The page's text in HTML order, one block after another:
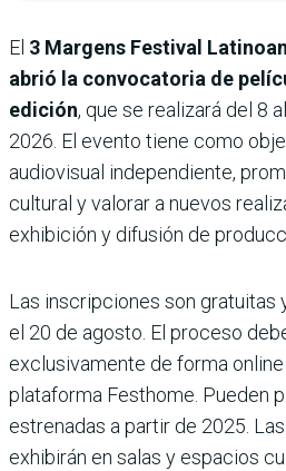
El 3 Margens Festival
abrió la convocatoria de
edición, que se realizará del 8
2026. El evento tiene como
audiovisual independiente,
cultural y valorar a nuevos
exhibición y difusión de
Las inscripciones son gratuitas
el 20 de agosto. El proceso
exclusivamente de forma
plataforma Festhome. Pueden
estrenadas a partir de 2025.
exhibirán en salas y espacios